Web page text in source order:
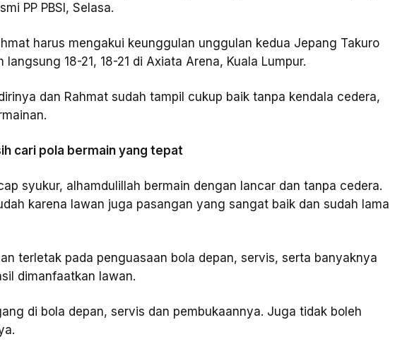
PP PBSI, Selasa.
harus mengakui keunggulan unggulan kedua Jepang Takuro
18-21, 18-21 di Axiata Arena, Kuala Lumpur.
dan Rahmat sudah tampil cukup baik tanpa kendala cedera,
cari pola bermain yang tepat
syukur, alhamdulillah bermain dengan lancar dan tanpa cedera.
karena lawan juga pasangan yang sangat baik dan sudah lama
terletak pada penguasaan bola depan, servis, serta banyaknya
dimanfaatkan lawan.
di bola depan, servis dan pembukaannya. Juga tidak boleh